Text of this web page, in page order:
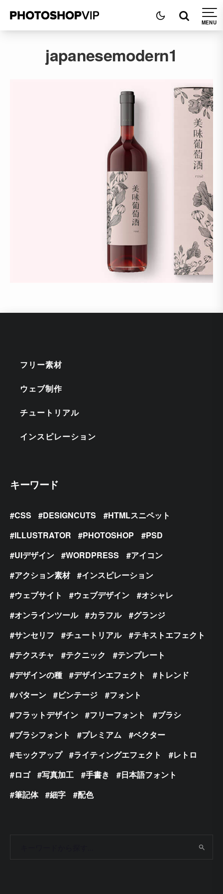
japanesemodern1
フリー素材
ウェブ制作
チュートリアル
インスピレーション
キーワード
CSS DESIGNCUTS
HTMLスニペット
ILLUSTRATOR
PHOTOSHOP
PSD
UIデザイン
WORDPRESS
アイコン
アクション素材
インスピレーション
ウェブサイト
ウェブデザイン
オシャレ
オンラインツール
カラフル
グランジ
サンセリフ
チュートリアル
テキストエフェクト
テクスチャ
テクニック
テンプレート
デザインの種
デザインエフェクト
トレンド
パターン
ビンテージ
フォント
フラットデザイン
フリーフォント
ブラシ
ブラシフォント
プレミアム
ベクター
モックアップ
ライティングエフェクト
レトロ
ロゴ
写真加工 手書き
日本語フォント
筆記体
細字 配色